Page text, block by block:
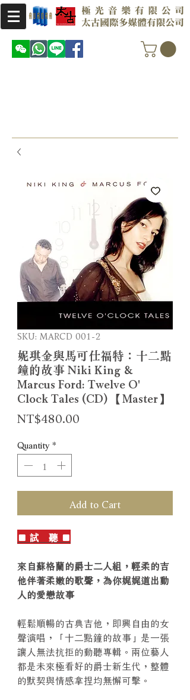
SKU: MARCD 001-2
妮琪金與馬可仕福特：十二點
鐘的故事 Niki King &
Marcus Ford: Twelve O'
Clock Tales (CD) 【Master】
NT$480.00
Quantity *
Add to Cart
■ 試 聽 ■
來自蘇格蘭的爵士二人組，輕柔的吉
他伴著柔嫩的歌聲，為你娓娓道出動
人的愛戀故事
輕鬆順暢的古典吉他，即興自由的女
聲演唱，「十二點鐘的故事」是一張
讓人無法抗拒的動聽專輯。兩位藝人
都是未來極看好的爵士新生代，整體
的默契與情感拿捏均無懈可擊。